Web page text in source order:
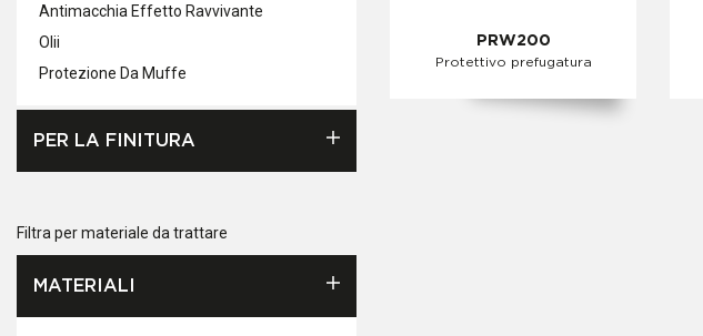
Antimacchia Effetto Ravvivante
Olii
Protezione Da Muffe
PER LA FINITURA
Filtra per materiale da trattare
MATERIALI
PRW200
Protettivo prefugatura